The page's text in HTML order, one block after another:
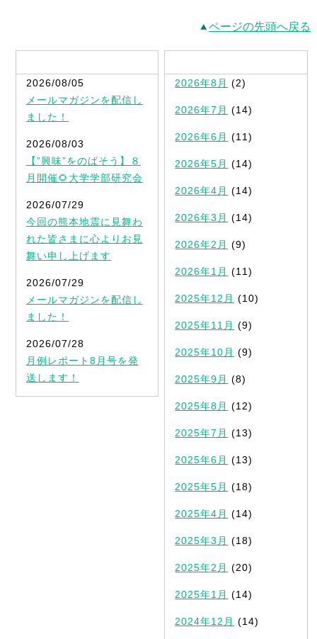
ページの先頭へ戻る
2026/08/05
メールマガジンを配信し
ました！
2026/08/03
【”興味”をのばそう】８
月開催🌻大学学部研究会
2026/07/29
今回の熊本地震に見舞わ
れた皆さまに心よりお見
舞い申し上げます
2026/07/29
メールマガジンを配信し
ました！
2026/07/28
月例レポート8月号を発
送します！
2026年8月 (2)
2026年7月 (14)
2026年6月 (11)
2026年5月 (14)
2026年4月 (14)
2026年3月 (14)
2026年2月 (9)
2026年1月 (11)
2025年12月 (10)
2025年11月 (9)
2025年10月 (9)
2025年9月 (8)
2025年8月 (12)
2025年7月 (13)
2025年6月 (13)
2025年5月 (18)
2025年4月 (14)
2025年3月 (18)
2025年2月 (20)
2025年1月 (14)
2024年12月 (14)